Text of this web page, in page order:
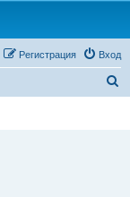
Вход
Регистрация